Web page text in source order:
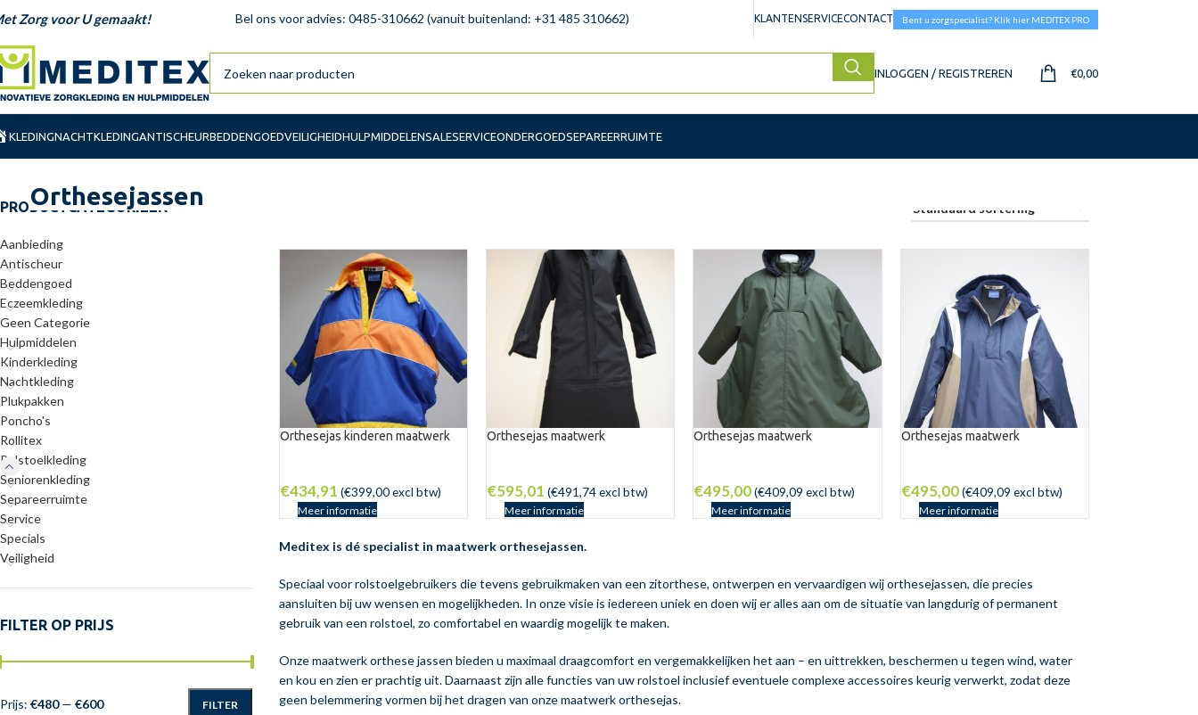
Zorg voor U gemaakt! Bel ons voor advies: 0485-310662 (vanuit buitenland: +31 485 310662) KLANTENSERVICECONTACT Bent u zorgspecialist? Klik hier MEDITEX PRO
INLOGGEN / REGISTREREN €0,00
KLEDINGNACHTKLEDINGANTISCHEURBEDDENGOEDVEILIGHEIDHULPMIDDELENSALESERVICEONDERGOEDSEPAREERRUIMTE
Orthesejassen
PRODUCTCATEGORIEËN
Aanbieding
Antischeur
Beddengoed
Eczeemkleding
Geen Categorie
Hulpmiddelen
Kinderkleding
Nachtkleding
Plukpakken
Poncho's
Rollitex
Rolstoelkleding
Seniorenkleding
Separeerruimte
Service
Specials
Veiligheid
FILTER OP PRIJS
FILTER
Prijs: €480— €600
Orthesejas kinderen maatwerk
€434,91 (€399,00excl btw)
Meer informatie
Orthesejas maatwerk
€595,01 (€491,74excl btw)
Meer informatie
Orthesejas maatwerk
€495,00 (€409,09 excl btw)
Meer informatie
Orthesejas maatwerk
€495,00 (€409,09 excl btw)
Meer informatie
Meditex is dé specialist in maatwerk orthesejassen.
Speciaal voor rolstoelgebruikers die tevens gebruikmaken van een zitorthese, ontwerpen en vervaardigen wij orthesejassen, die precies
aansluiten bij uw wensen en mogelijkheden. In onze visie is iedereen uniek en doen wij er alles aan om de situatie van langdurig of permanent
gebruik van een rolstoel, zo comfortabel en waardig mogelijk te maken.
Onze maatwerk orthese jassen bieden u maximaal draagcomfort en vergemakkelijken het aan – en uittrekken, beschermen u tegen wind, water
en kou en zien er prachtig uit. Daarnaast zijn alle functies van uw rolstoel inclusief eventuele complexe accessoires keurig verwerkt, zodat deze
geen belemmering vormen bij het dragen van onze maatwerk orthesejas.